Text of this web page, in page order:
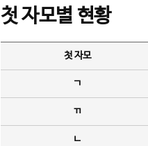
첫 자모별 현황
첫 자모
ㄱ
ㄲ
ㄴ